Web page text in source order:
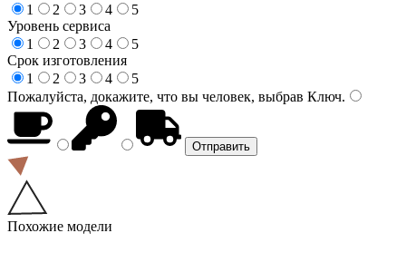
1
2 3 4
5
Уровень сервиса
1
2 3 4
5
Срок изготовления
1
2 3 4
5
Пожалуйста, докажите, что вы человек, выбрав Ключ.
Похожие модели